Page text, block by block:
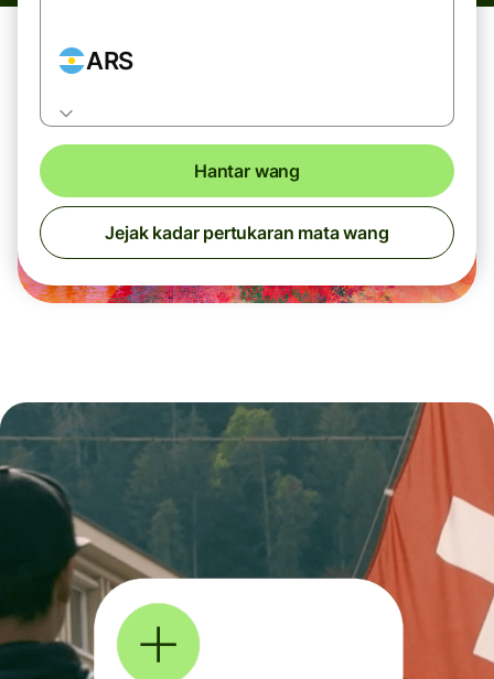
ARS
Hantar wang
Jejak kadar pertukaran mata wang